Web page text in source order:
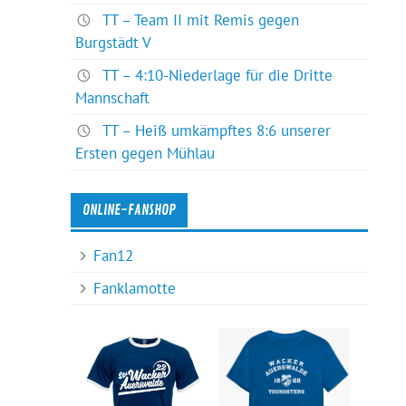
TT – Team II mit Remis gegen
Burgstädt V
TT – 4:10-Niederlage für die Dritte
Mannschaft
TT – Heiß umkämpftes 8:6 unserer
Ersten gegen Mühlau
ONLINE-FANSHOP
Fan12
Fanklamotte